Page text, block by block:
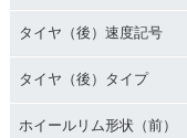
タイヤ（後）速度記号
タイヤ（後）タイプ
ホイールリム形状（前）